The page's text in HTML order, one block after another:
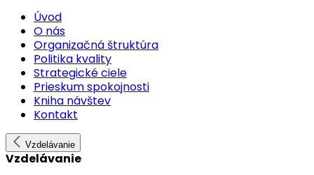
Úvod
O nás
Organizačná štruktúra
Politika kvality
Strategické ciele
Prieskum spokojnosti
Kniha návštev
Kontakt
Vzdelávanie
Vzdelávanie